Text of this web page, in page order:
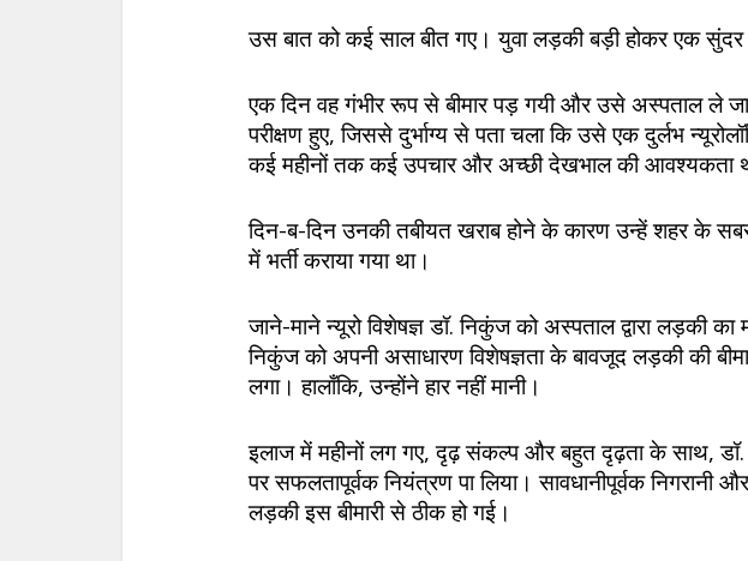
उस बात को कई साल बीत गए। युवा लड़की बड़ी होकर एक
एक दिन वह गंभीर रूप से बीमार पड़ गयी और उसे अस्पताल ले
परीक्षण हुए, जिससे दुर्भाग्य से पता चला कि उसे एक दुर्लभ
कई महीनों तक कई उपचार और अच्छी देखभाल की आवश्यकता
दिन-ब-दिन उनकी तबीयत खराब होने के कारण उन्हें शहर के
में भर्ती कराया गया था।
जाने-माने न्यूरो विशेषज्ञ डॉ. निकुंज को अस्पताल द्वारा लड़की का
निकुंज को अपनी असाधारण विशेषज्ञता के बावजूद लड़की की
लगा। हालाँकि, उन्होंने हार नहीं मानी।
इलाज में महीनों लग गए, दृढ़ संकल्प और बहुत दृढ़ता के साथ, डॉ.
पर सफलतापूर्वक नियंत्रण पा लिया। सावधानीपूर्वक निगरानी
लड़की इस बीमारी से ठीक हो गई।